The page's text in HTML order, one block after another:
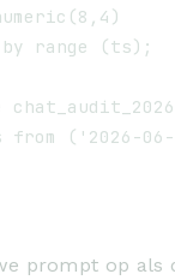
range (ts);
prompt op als